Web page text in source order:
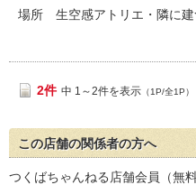
場所 生空感アトリエ・隣に
2件 中 1～2件を表示 （1P/全1P）
この店舗の関係者の方へ
つくばちゃんねる店舗会員（無